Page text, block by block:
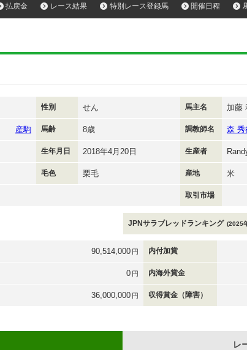
払戻金 レース結果 特別レース登録馬 開催日程
性別 せん 馬主名 加藤
産駒 馬齢 8歳 調教師名 森 秀
生年月日 2018年4月20日 生産者
毛色 栗毛 産地 米
取引市場
JPNサラブレッドランキング (2025
90,514,000 円 内付加賞
0 円 内海外賞金
36,000,000 円 収得賞金（障害）
レ